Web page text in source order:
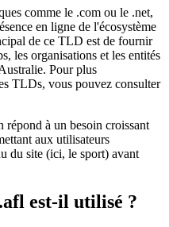
comme le .com ou le .net,
en ligne de l'écosystème
de ce TLD est de fournir
les organisations et les entités
Pour plus
TLDs, vous pouvez consulter
à un besoin croissant
aux utilisateurs
du site (ici, le sport) avant
est-il utilisé ?